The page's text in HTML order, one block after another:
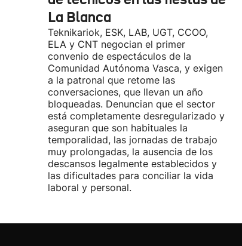
La Blanca
Teknikariok, ESK, LAB, UGT, CCOO,
ELA y CNT negocian el primer
convenio de espectáculos de la
Comunidad Autónoma Vasca, y exigen
a la patronal que retome las
conversaciones, que llevan un año
bloqueadas. Denuncian que el sector
está completamente desregularizado y
aseguran que son habituales la
temporalidad, las jornadas de trabajo
muy prolongadas, la ausencia de los
descansos legalmente establecidos y
las dificultades para conciliar la vida
laboral y personal.